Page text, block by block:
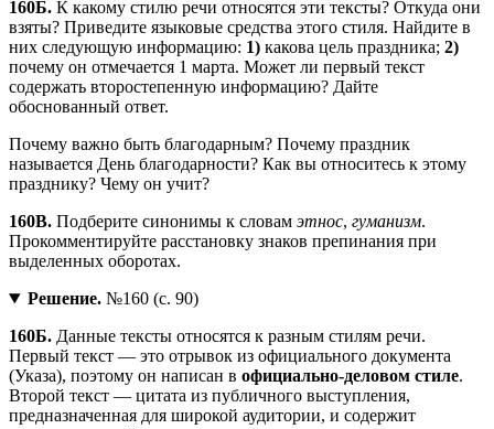
160Б. К какому стилю речи относятся эти тексты? Откуда они
взяты? Приведите языковые средства этого стиля. Найдите в
них следующую информацию: 1) какова цель праздника; 2)
почему он отмечается 1 марта. Может ли первый текст
содержать второстепенную информацию? Дайте
обоснованный ответ.
Почему важно быть благодарным? Почему праздник
называется День благодарности? Как вы относитесь к этому
празднику? Чему он учит?
160В. Подберите синонимы к словам этнос, гуманизм.
Прокомментируйте расстановку знаков препинания при
выделенных оборотах.
Решение.№160 (с. 90)
160Б. Данные тексты относятся к разным стилям речи.
Первый текст — это отрывок из официального документа
(Указа), поэтому он написан в официально-деловом стиле.
Второй текст — цитата из публичного выступления,
предназначенная для широкой аудитории, и содержит